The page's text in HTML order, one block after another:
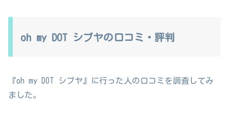
oh my DOT シブヤの口コミ・評判
『oh my DOT シブヤ』に行った人の口コミを調査してみ
ました。